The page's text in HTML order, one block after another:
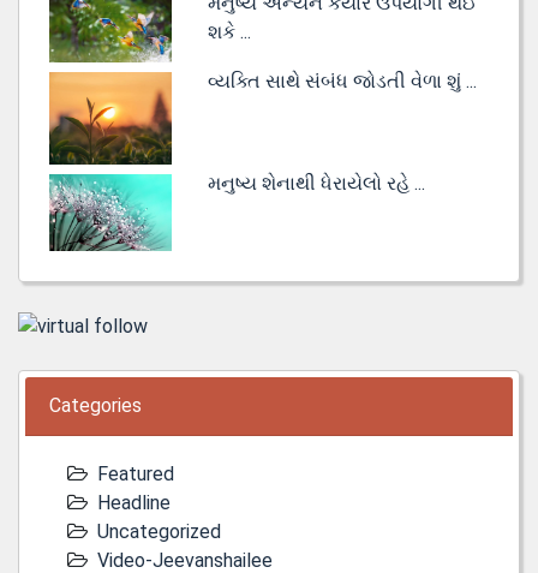
શકે ...
વ્યક્તિ સાથે સંબંધ જોડતી વેળા શું ...
મનુષ્ય શેનાથી ધેરાયેલો રહે ...
Categories
Featured
Headline
Uncategorized
Video-Jeevanshailee